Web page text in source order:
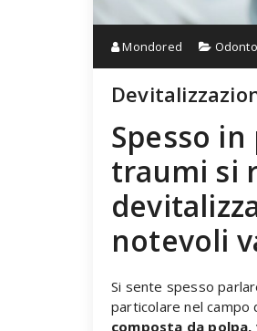
Mondored
Spesso
traumi si
notevoli
Si sente spesso
particolare nel campo
composta da